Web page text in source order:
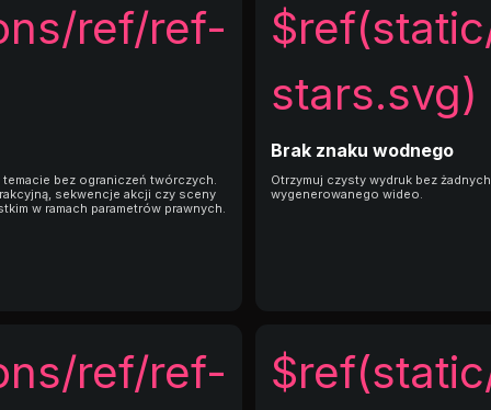
ref/ref-
bez ograniczeń twórczych.
sekwencje akcji czy sceny
w ramach parametrów prawnych.
stars.svg)
Brak znaku wodnego
Otrzymuj czysty wydruk bez
wygenerowanego wideo.
ref/ref-